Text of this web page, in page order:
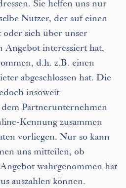
Sie helfen uns nur
Nutzer, der auf einen
sich über unser
Angebot interessiert hat,
d.h. z.B. einen
abgeschlossen hat. Die
insoweit
dem Partnerunternehmen
Kennung zusammen
vorliegen. Nur so kann
uns mitteilen, ob
wahrgenommen hat
auszahlen können.